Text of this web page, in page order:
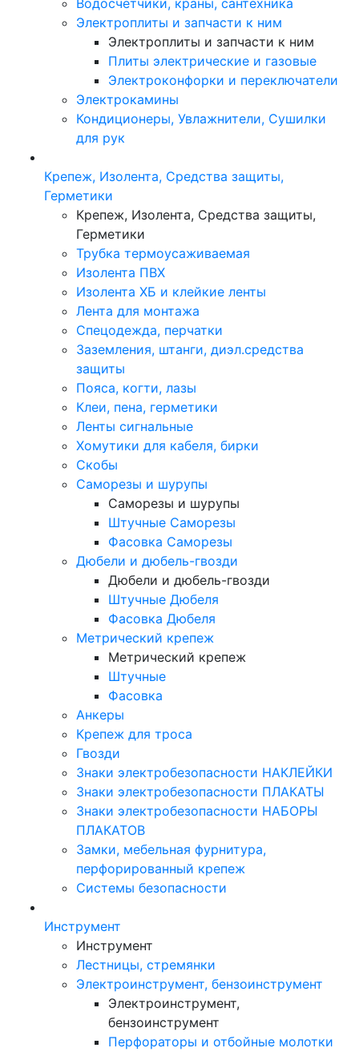
Электроплиты и запчасти к ним
Электроплиты и запчасти к ним
Плиты электрические и газовые
Электроконфорки и переключатели
Электрокамины
Кондиционеры, Увлажнители, Сушилки
для рук
Крепеж, Изолента, Средства защиты,
Герметики
Крепеж, Изолента, Средства защиты,
Герметики
Трубка термоусаживаемая
Изолента ПВХ
Изолента ХБ и клейкие ленты
Лента для монтажа
Спецодежда, перчатки
Заземления, штанги, диэл.средства
защиты
Пояса, когти, лазы
Клеи, пена, герметики
Ленты сигнальные
Хомутики для кабеля, бирки
Скобы
Саморезы и шурупы
Саморезы и шурупы
Штучные Саморезы
Фасовка Саморезы
Дюбели и дюбель-гвозди
Дюбели и дюбель-гвозди
Штучные Дюбеля
Фасовка Дюбеля
Метрический крепеж
Метрический крепеж
Штучные
Фасовка
Анкеры
Крепеж для троса
Гвозди
Знаки электробезопасности НАКЛЕЙКИ
Знаки электробезопасности ПЛАКАТЫ
Знаки электробезопасности НАБОРЫ
ПЛАКАТОВ
Замки, мебельная фурнитура,
перфорированный крепеж
Системы безопасности
Инструмент
Инструмент
Лестницы, стремянки
Электроинструмент, бензоинструмент
Электроинструмент,
бензоинструмент
Перфораторы и отбойные молотки